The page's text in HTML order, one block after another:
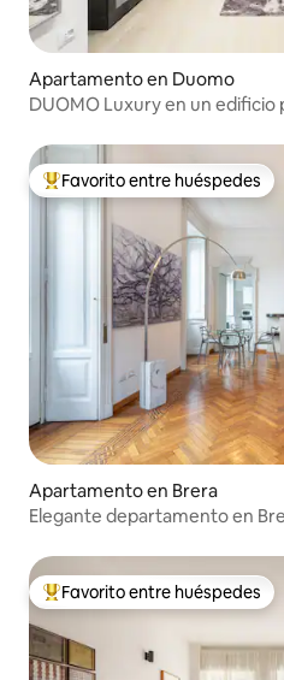
Apartamento en Duomo
DUOMO Luxury en un edificio
Favorito entre huéspedes
Favorito entre huéspedes
Apartamento en Brera
Elegante departamento en
Favorito entre huéspedes
Favorito entre huéspedes